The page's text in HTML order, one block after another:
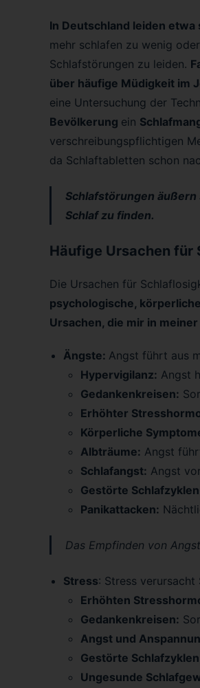
In Deutschland leiden
mehr schlafen zu wenig
Schlafstörungen zu leiden.
über häufige Müdigkeit im
eine Untersuchung der
Bevölkerung ein
verschreibungspflichtigen
da Schlaftabletten schon
Schlafstörungen
Schlaf zu finden.
Häufige Ursachen für
Die Ursachen für
psychologische, körperliche
Ursachen, die mir in
Ängste: Angst führt aus
Hypervigilanz: Angst
Gedankenkreisen:
Erhöhter
Körperliche
Albträume: Angst
Schlafangst: Angst
Gestörte
Panikattacken:
Das Empfinden von
Stress: Stress
Erhöhten
Gedankenkreisen:
Angst und
Gestörte
Ungesunde